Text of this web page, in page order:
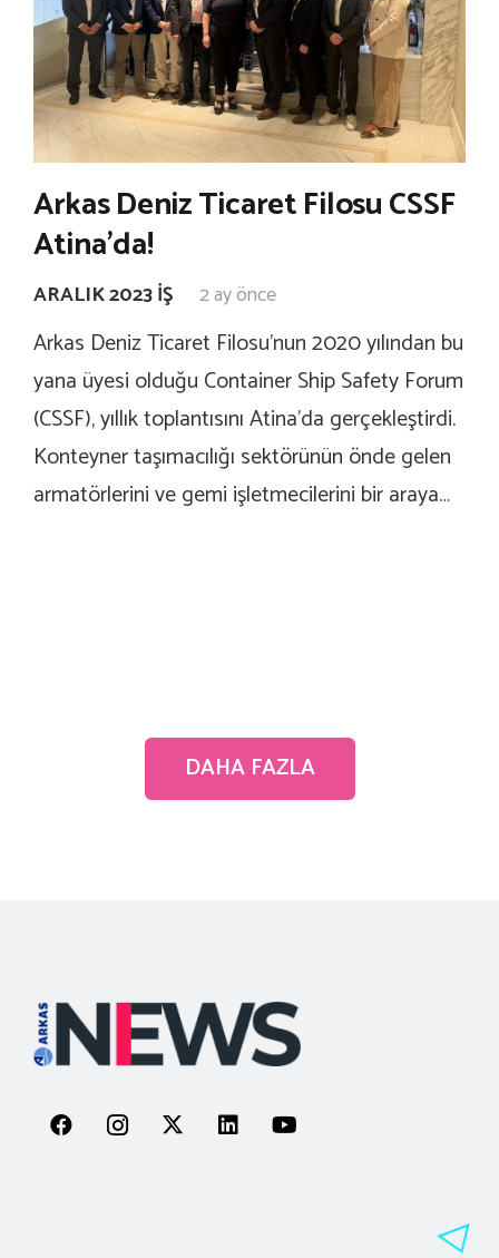
Arkas Deniz Ticaret Filosu CSSF
Atina’da!
ARALIK 2023 İŞ 2 ay önce
Arkas Deniz Ticaret Filosu’nun 2020 yılından bu
yana üyesi olduğu Container Ship Safety Forum
(CSSF), yıllık toplantısını Atina’da gerçekleştirdi.
Konteyner taşımacılığı sektörünün önde gelen
armatörlerini ve gemi işletmecilerini bir araya…
DAHA FAZLA